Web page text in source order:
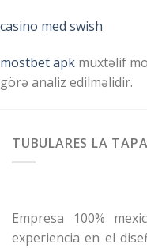
casino med swish
mostbet apk müxtəlif
görə analiz edilməlidir.
TUBULARES LA
Empresa 100%
experiencia en el